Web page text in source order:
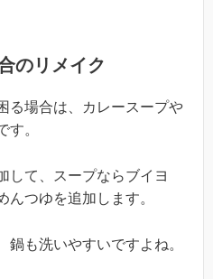
のリメイク
る場合は、カレースープや
す。
して、スープならブイヨ
んつゆを追加します。
鍋も洗いやすいですよね。